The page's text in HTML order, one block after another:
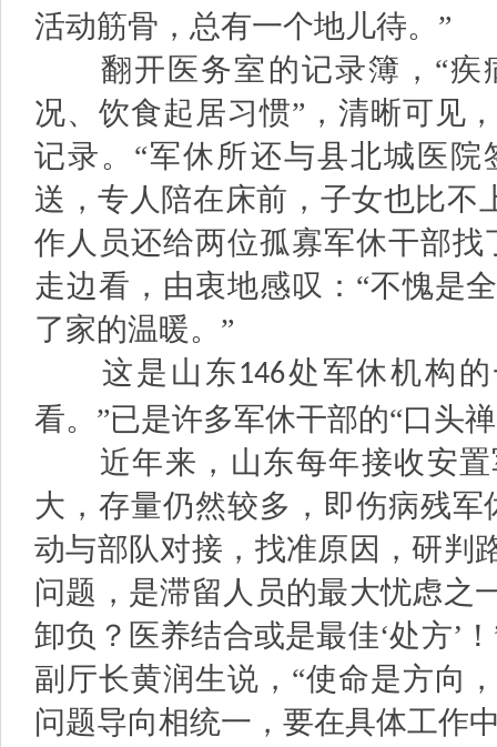
活动筋骨，总有一个地儿待。”
翻开医务室的记录簿，“疾
况、饮食起居习惯”，清晰可见
记录。“军休所还与县北城医
送，专人陪在床前，子女也比不
作人员还给两位孤寡军休干部
走边看，由衷地感叹：“不愧是
了家的温暖。”
这是山东146处军休机构
看。”已是许多军休干部的“口头
近年来，山东每年接收安置
大，存量仍然较多，即伤病残
动与部队对接，找准原因，研判
问题，是滞留人员的最大忧虑之
卸负？医养结合或是最佳‘处方’
副厅长黄润生说，“使命是方向
问题导向相统一，要在具体工作